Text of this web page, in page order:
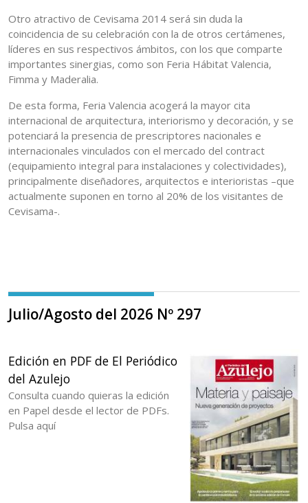
Otro atractivo de Cevisama 2014 será sin duda la
coincidencia de su celebración con la de otros certámenes,
líderes en sus respectivos ámbitos, con los que comparte
importantes sinergias, como son Feria Hábitat Valencia,
Fimma y Maderalia.
De esta forma, Feria Valencia acogerá la mayor cita
internacional de arquitectura, interiorismo y decoración, y se
potenciará la presencia de prescriptores nacionales e
internacionales vinculados con el mercado del contract
(equipamiento integral para instalaciones y colectividades),
principalmente diseñadores, arquitectos e interioristas –que
actualmente suponen en torno al 20% de los visitantes de
Cevisama-.
Julio/Agosto del 2026 Nº 297
Edición en PDF de El Periódico
del Azulejo
Consulta cuando quieras la edición
en Papel desde el lector de PDFs.
Pulsa aquí